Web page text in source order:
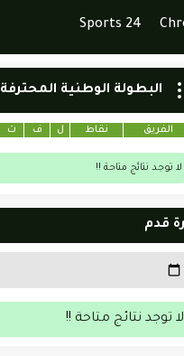
Sports 24
البطولة الوطنية المحترفة
الفريق نقاط ل ف ت
لا توجد نتائج متاحة !!
قدم
لا توجد نتائج متاحة !!